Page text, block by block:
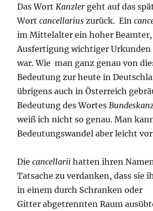
Das WortKanzler geht auf das
Wortcancellarius zurück. Ein
im Mittelalter ein hoher Beamter,
Ausfertigung wichtiger
war. Wie man ganz genau von
Bedeutung zur heute in
übrigens auch in Österreich
Bedeutung des Wortes
weiß ich nicht so genau. Man
Bedeutungswandel aber leicht
Diecancellarii hatten ihren
Tatsache zu verdanken, dass sie
in einem durch Schranken oder
Gitter abgetrennten Raum